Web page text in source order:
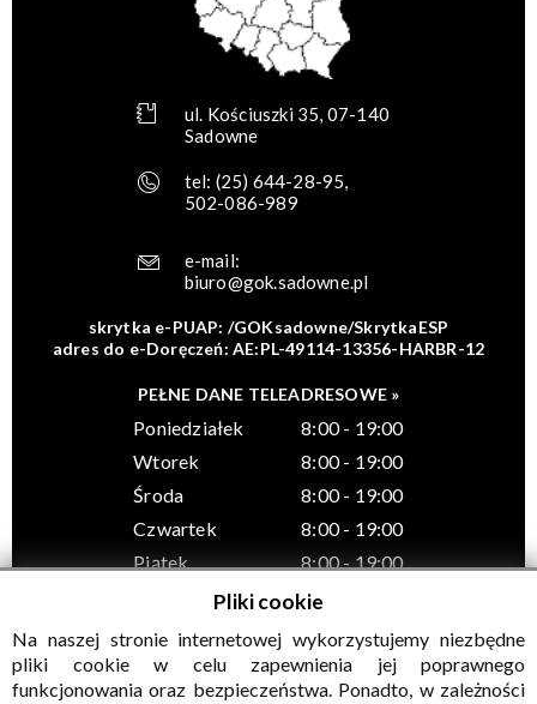
ul. Kościuszki 35, 07-140
Sadowne
tel: (25) 644-28-95,
502-086-989
e-mail:
biuro@gok.sadowne.pl
skrytka e-PUAP: /GOKsadowne/SkrytkaESP
adres do e-Doręczeń: AE:PL-49114-13356-HARBR-12
PEŁNE DANE TELEADRESOWE »
Poniedziałek
8:00 - 19:00
Wtorek
8:00 - 19:00
Środa
8:00 - 19:00
Czwartek
8:00 - 19:00
Piątek
8:00 - 19:00
Pliki cookie
Na naszej stronie internetowej wykorzystujemy niezbędne
pliki cookie w celu zapewnienia jej poprawnego
funkcjonowania oraz bezpieczeństwa. Ponadto, w zależności